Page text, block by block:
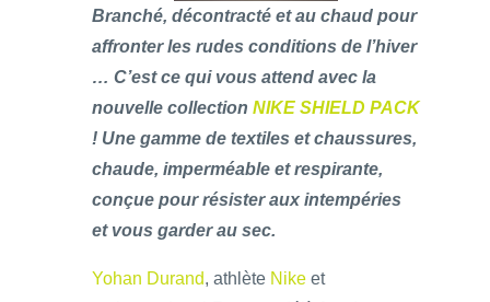
Branché, décontracté et au chaud pour
affronter les rudes conditions de l’hiver
… C’est ce qui vous attend avec la
nouvelle collection NIKE SHIELD PACK
! Une gamme de textiles et chaussures,
chaude, imperméable et respirante,
conçue pour résister aux intempéries
et vous garder au sec.
Yohan Durand, athlète Nike et